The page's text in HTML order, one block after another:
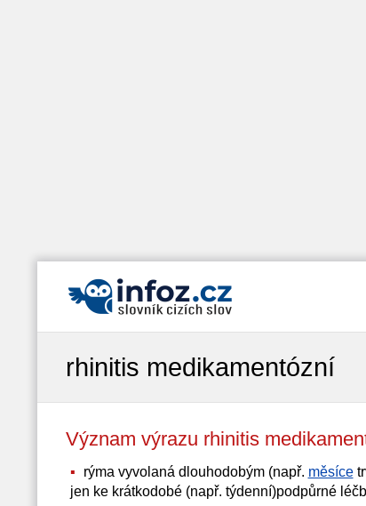
rhinitis medikamentózní
Význam výrazu rhinitis
rýma vyvolaná dlouhodobým (např. měsíce
jen ke krátkodobé (např. týdenní)podpůrné